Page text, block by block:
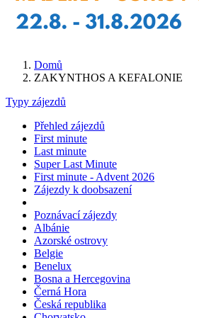
Domů
ZAKYNTHOS A KEFALONIE
Typy zájezdů
Přehled zájezdů
First minute
Last minute
Super Last Minute
First minute - Advent 2026
Zájezdy k doobsazení
Poznávací zájezdy
Albánie
Azorské ostrovy
Belgie
Benelux
Bosna a Hercegovina
Černá Hora
Česká republika